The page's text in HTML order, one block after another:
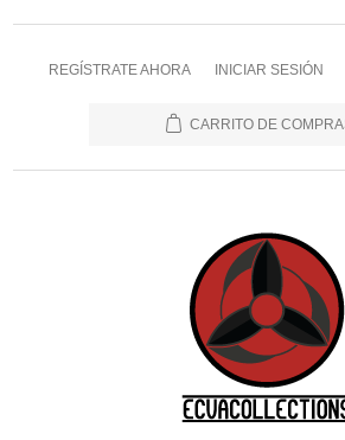
REGÍSTRATE AHORA INICIAR SESIÓN
CARRITO DE